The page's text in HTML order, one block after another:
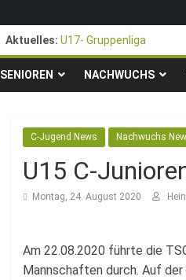
Aktuelles: U17- Gruppenliga
*U17-Junioren steigen
47. Otto Walter
1. Mai – Charity-
SENIOREN NACHWUCHS
C-Jugend News Nachwuchs
U15 C-
Montag, 24. August 2020
Am 22.08.2020 führte die
Mannschaften durch. Auf